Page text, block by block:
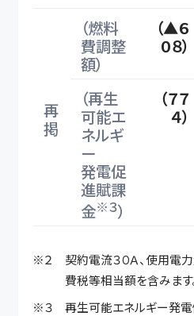
再
掲
（燃料
費調整
額）
（▲６
０８）
（再生
可能エ
ネルギ
ー
発電促
進賦課
金※３）
（７７
４）
※２ 契約電流３０Ａ、使用電力
費税等相当額を含みます
※３ 再生可能エネルギー発電